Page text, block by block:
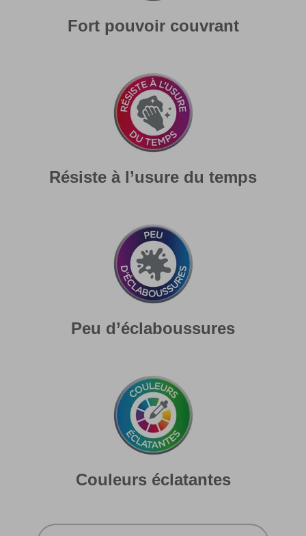
Fort pouvoir couvrant
Résiste à l’usure du temps
Peu d’éclaboussures
Couleurs éclatantes